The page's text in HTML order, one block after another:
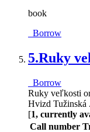
book
Borrow
5.Ruky
Borrow
Ruky veľkosti
Hvizd Tužinská
[1, currently
Call number